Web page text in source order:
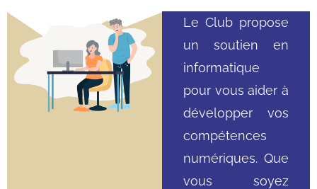
Le Club propose
un soutien en
informatique
pour vous aider à
développer vos
compétences
numériques. Que
vous soyez